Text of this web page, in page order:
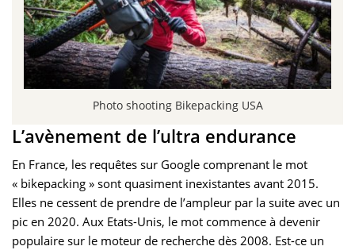
Photo shooting Bikepacking USA
L’avènement de l’ultra endurance
En France, les requêtes sur Google comprenant le mot
« bikepacking » sont quasiment inexistantes avant 2015.
Elles ne cessent de prendre de l’ampleur par la suite avec un
pic en 2020. Aux Etats-Unis, le mot commence à devenir
populaire sur le moteur de recherche dès 2008. Est-ce un